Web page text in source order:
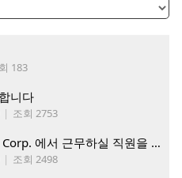
183
니다
| 조회 2753
EGP(East Green Purchasing) Corp. 에서 근무하실 직원을 아래와 같이 모집합니다.
| 조회 2498